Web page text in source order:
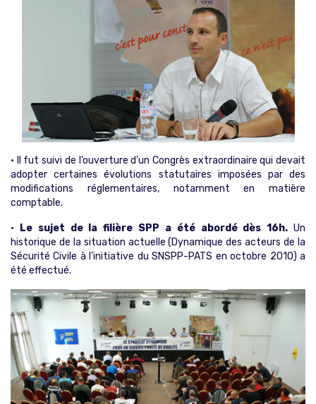
• Il fut suivi de l’ouverture d’un Congrès extraordinaire qui devait
adopter certaines évolutions statutaires imposées par des
modifications réglementaires, notamment en matière
comptable.
• Le sujet de la filière SPP a été abordé dès 16h. Un
historique de la situation actuelle (Dynamique des acteurs de la
Sécurité Civile à l’initiative du SNSPP-PATS en octobre 2010) a
été effectué.